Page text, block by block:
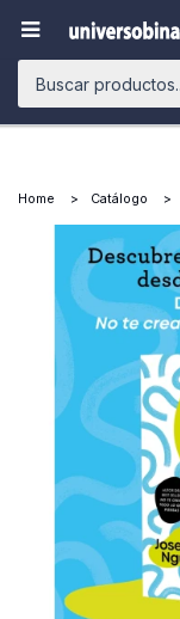

Home Catálogo